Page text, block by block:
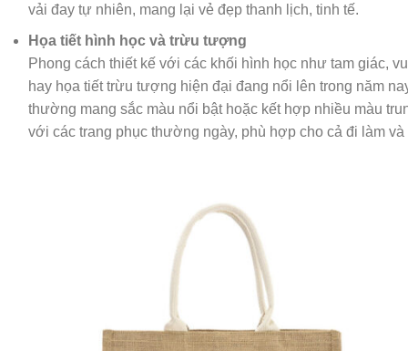
vải đay tự nhiên, mang lại vẻ đẹp thanh lịch, tinh tế.
Họa tiết hình học và trừu tượng
Phong cách thiết kế với các khối hình học như tam giác,
hay họa tiết trừu tượng hiện đại đang nổi lên trong năm
thường mang sắc màu nổi bật hoặc kết hợp nhiều màu
với các trang phục thường ngày, phù hợp cho cả đi làm